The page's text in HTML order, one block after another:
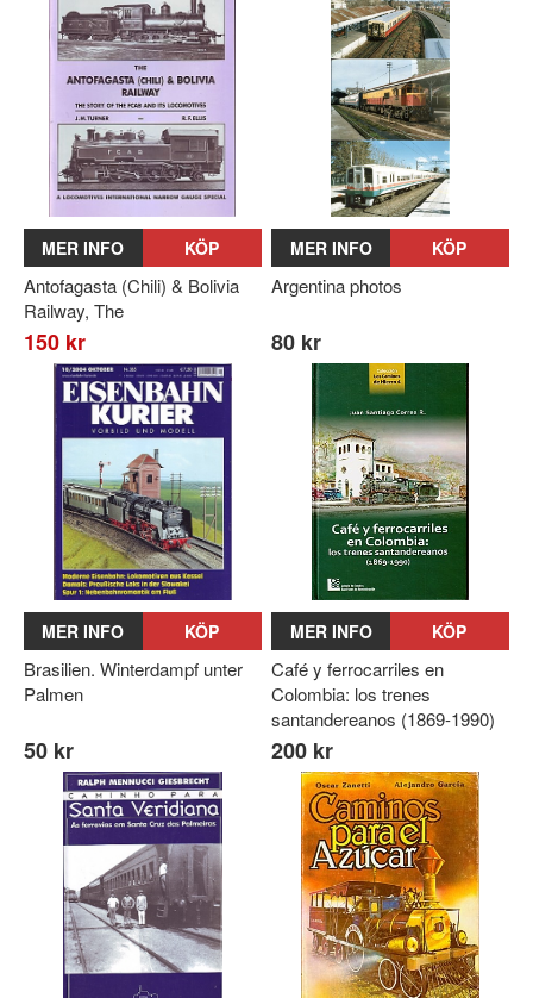
MER INFO KÖP
Antofagasta (Chili) & Bolivia
Railway, The
150 kr
MER INFO KÖP
Argentina photos
80 kr
MER INFO KÖP
Brasilien. Winterdampf unter
Palmen
50 kr
MER INFO KÖP
Café y ferrocarriles en
Colombia: los trenes
santandereanos (1869-1990)
200 kr